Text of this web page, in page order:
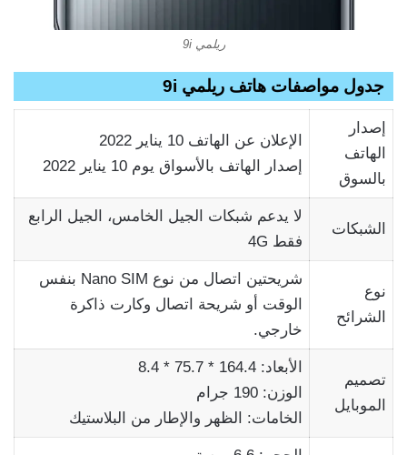
ريلمي 9i
جدول مواصفات هاتف ريلمي 9i
إصدار
الهاتف
بالسوق
الإعلان عن الهاتف 10 يناير 2022
إصدار الهاتف بالأسواق يوم 10 يناير 2022
الشبكات
لا يدعم شبكات الجيل الخامس، الجيل الرابع
فقط 4G
نوع
الشرائح
شريحتين اتصال من نوع Nano SIM بنفس
الوقت أو شريحة اتصال وكارت ذاكرة
خارجي.
تصميم
الموبايل
الأبعاد: 164.4 * 75.7 * 8.4
الوزن: 190 جرام
الخامات: الظهر والإطار من البلاستيك